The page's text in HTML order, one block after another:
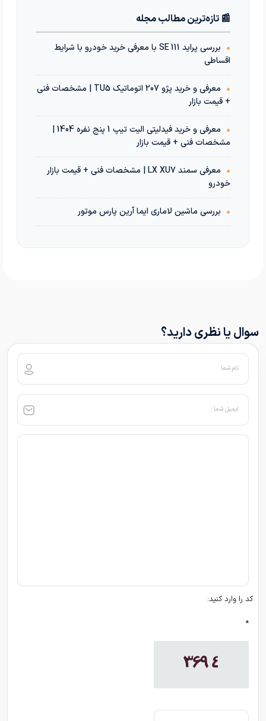
📰 تازه‌ترین مطالب مجله
•
بررسی پراید 111 SE با معرفی خرید خودرو با شرایط
اقساطی
•
معرفی و خرید پژو 207 اتوماتیک TU5 | مشخصات فنی
+ قیمت بازار
•
معرفی و خرید فیدلیتی الیت تیپ 1 پنج نفره 1404 |
مشخصات فنی + قیمت بازار
•
معرفی سمند LX XU7 | مشخصات فنی + قیمت بازار
خودرو
• بررسی ماشین لاماری ایما آرین پارس موتور
سوال یا نظری دارید؟
نام شما
ایمیل شما
کد را وارد کنید:
*